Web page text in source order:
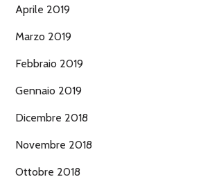
Aprile 2019
Marzo 2019
Febbraio 2019
Gennaio 2019
Dicembre 2018
Novembre 2018
Ottobre 2018